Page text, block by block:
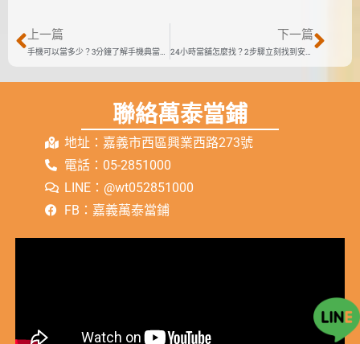
上一篇
手機可以當多少？3分鐘了解手機典當額度計算！
下一篇
24小時當舖怎麼找？2步驟立刻找到安全的24h當舖借款
聯絡萬泰當鋪
地址：嘉義市西區興業西路273號
電話：05-2851000
LINE：@wt052851000
FB：嘉義萬泰當鋪